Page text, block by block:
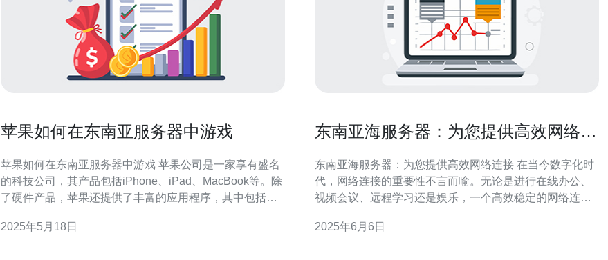
苹果如何在东南亚服务器中游戏
苹果如何在东南亚服务器中游戏 苹果公司是一家享有盛名
的科技公司，其产品包括iPhone、iPad、MacBook等。除
了硬件产品，苹果还提供了丰富的应用程序，其中包括许
运行，让玩家可以畅快游戏。 苹果在东南亚地区建立了多
2025年5月18日
东南亚海服务器：为您提供高效网络连
东南亚海服务器：为您提供高效网络连接 在当今数字化时
代，网络连接的重要性不言而喻。无论是进行在线办公、
视频会议、远程学习还是娱乐，一个高效稳定的网络连接
而设计。 东南亚海服务器位于东南亚地区，地理位置优
2025年6月6日